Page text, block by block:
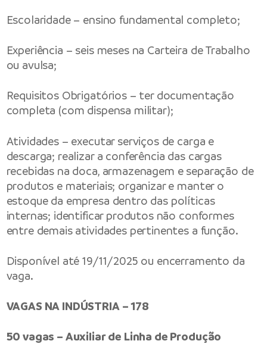
Escolaridade – ensino fundamental completo;
Experiência – seis meses na Carteira de Trabalho
ou avulsa;
Requisitos Obrigatórios – ter documentação
completa (com dispensa militar);
Atividades – executar serviços de carga e
descarga; realizar a conferência das cargas
recebidas na doca, armazenagem e separação de
produtos e materiais; organizar e manter o
estoque da empresa dentro das políticas
internas; identificar produtos não conformes
entre demais atividades pertinentes a função.
Disponível até 19/11/2025 ou encerramento da
vaga.
VAGAS NA INDÚSTRIA – 178
50 vagas – Auxiliar de Linha de Produção